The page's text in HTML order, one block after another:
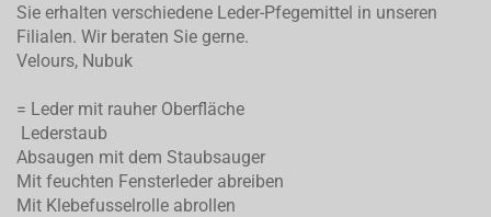
Sie erhalten verschiedene Leder-Pfegemittel in unseren
Filialen. Wir beraten Sie gerne.
Velours, Nubuk
= Leder mit rauher Oberfläche
Lederstaub
Absaugen mit dem Staubsauger
Mit feuchten Fensterleder abreiben
Mit Klebefusselrolle abrollen